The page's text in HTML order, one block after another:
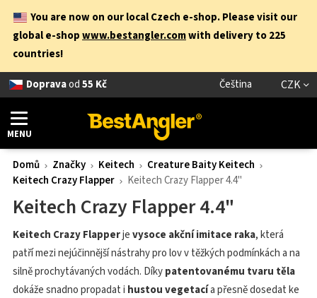
You are now on our local Czech e-shop. Please visit our
global e-shopwww.bestangler.comwith delivery to 225
countries!
Dopravaod55 Kč Čeština CZK
MENU
Domů Značky Keitech
Creature Baity Keitech
Keitech Crazy Flapper
Keitech Crazy Flapper 4.4"
Keitech Crazy Flapper 4.4"
Keitech Crazy Flapperjevysoce akční imitace raka, která
patří mezi nejúčinnější nástrahy pro lov v těžkých podmínkách a na
silně prochytávaných vodách. Díkypatentovanému tvaru těla
dokáže snadno propadat i hustou vegetacía přesně dosedat ke